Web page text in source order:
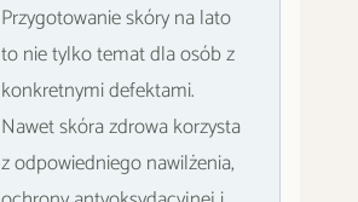
Przygotowanie skóry na lato
to nie tylko temat dla osób z
konkretnymi defektami.
Nawet skóra zdrowa korzysta
z odpowiedniego nawilżenia,